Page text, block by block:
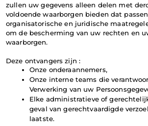
zullen uw gegevens alleen delen met
voldoende waarborgen bieden dat
organisatorische en juridische
om de bescherming van uw rechten en
waarborgen.
Deze ontvangers zijn :
Onze onderaannemers,
Onze interne teams die
Verwerking van uw
Elke administratieve of
geval van gerechtvaardigde
laatste.